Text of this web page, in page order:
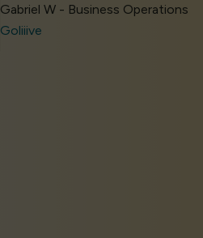
Gabriel W - Business Operations
Goliiive